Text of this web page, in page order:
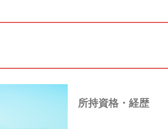
所持資格・経歴